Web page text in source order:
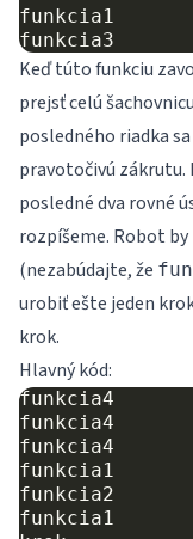
funkcia1
Keď túto funkciu
prejsť celú
posledného riadka
pravotočivú
posledné dva rovné
rozpíšeme. Robot
(nezabúdajte, že
urobiť ešte jeden
krok.
Hlavný kód:
funkcia4
funkcia4
funkcia4
funkcia1
funkcia2
funkcia1